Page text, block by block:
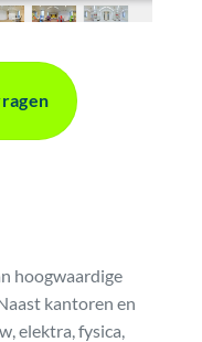
hoogwaardige
kantoren en
elektra, fysica,